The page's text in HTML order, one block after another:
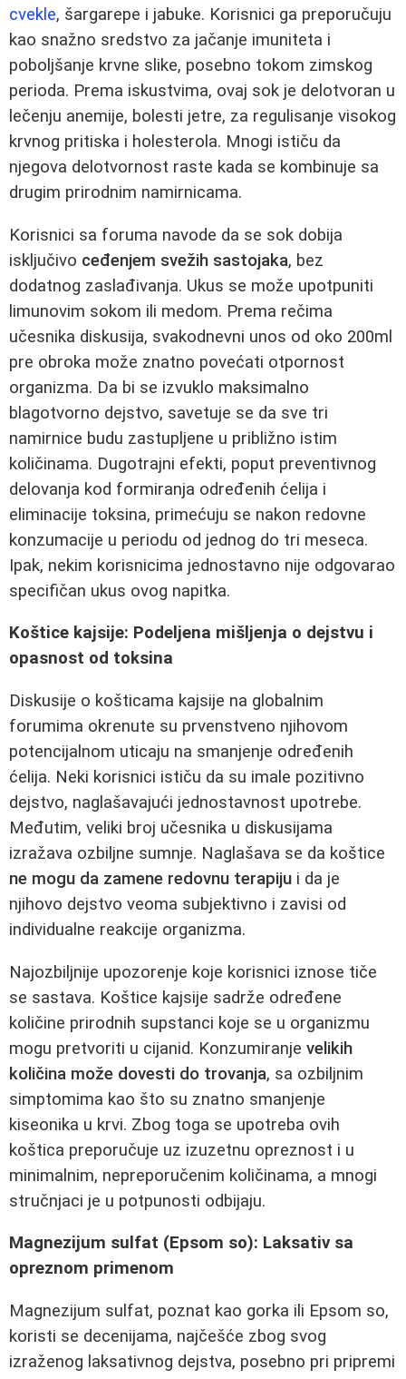
cvekle, šargarepe i jabuke. Korisnici ga preporučuju
kao snažno sredstvo za jačanje imuniteta i
poboljšanje krvne slike, posebno tokom zimskog
perioda. Prema iskustvima, ovaj sok je delotvoran u
lečenju anemije, bolesti jetre, za regulisanje visokog
krvnog pritiska i holesterola. Mnogi ističu da
njegova delotvornost raste kada se kombinuje sa
drugim prirodnim namirnicama.
Korisnici sa foruma navode da se sok dobija
isključivo ceđenjem svežih sastojaka, bez
dodatnog zaslađivanja. Ukus se može upotpuniti
limunovim sokom ili medom. Prema rečima
učesnika diskusija, svakodnevni unos od oko 200ml
pre obroka može znatno povećati otpornost
organizma. Da bi se izvuklo maksimalno
blagotvorno dejstvo, savetuje se da sve tri
namirnice budu zastupljene u približno istim
količinama. Dugotrajni efekti, poput preventivnog
delovanja kod formiranja određenih ćelija i
eliminacije toksina, primećuju se nakon redovne
konzumacije u periodu od jednog do tri meseca.
Ipak, nekim korisnicima jednostavno nije odgovarao
specifičan ukus ovog napitka.
Koštice kajsije: Podeljena mišljenja o dejstvu i
opasnost od toksina
Diskusije o košticama kajsije na globalnim
forumima okrenute su prvenstveno njihovom
potencijalnom uticaju na smanjenje određenih
ćelija. Neki korisnici ističu da su imale pozitivno
dejstvo, naglašavajući jednostavnost upotrebe.
Međutim, veliki broj učesnika u diskusijama
izražava ozbiljne sumnje. Naglašava se da koštice
ne mogu da zamene redovnu terapiju i da je
njihovo dejstvo veoma subjektivno i zavisi od
individualne reakcije organizma.
Najozbiljnije upozorenje koje korisnici iznose tiče
se sastava. Koštice kajsije sadrže određene
količine prirodnih supstanci koje se u organizmu
mogu pretvoriti u cijanid. Konzumiranje velikih
količina može dovesti do trovanja, sa ozbiljnim
simptomima kao što su znatno smanjenje
kiseonika u krvi. Zbog toga se upotreba ovih
koštica preporučuje uz izuzetnu opreznost i u
minimalnim, nepreporučenim količinama, a mnogi
stručnjaci je u potpunosti odbijaju.
Magnezijum sulfat (Epsom so): Laksativ sa
opreznom primenom
Magnezijum sulfat, poznat kao gorka ili Epsom so,
koristi se decenijama, najčešće zbog svog
izraženog laksativnog dejstva, posebno pri pripremi